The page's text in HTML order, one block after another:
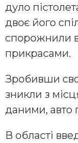
дуло
двоє його
спорожнили
прикрасами.
Зробивши
зникли з
даними, авто
В області